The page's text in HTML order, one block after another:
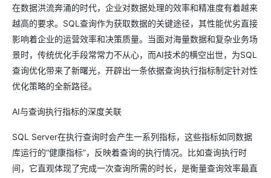
在数据洪流奔涌的时代，企业对数据处理的效率和精准度有着越来
越高的要求。SQL查询作为获取数据的关键途径，其性能优劣直接
影响着企业的运营效率和决策质量。当面对海量数据和复杂业务场
景时，传统优化手段常常力不从心，而AI技术的横空出世，为SQL
查询优化带来了新曙光，开辟出一条依据查询执行指标制定针对性
优化策略的全新路径。
AI与查询执行指标的深度关联
SQL Server在执行查询时会产生一系列指标，这些指标如同数据
库运行的“健康指标”，反映着查询的执行情况。比如查询执行时
间，它直观体现了完成一次查询所需的时长，是衡量查询效率最直